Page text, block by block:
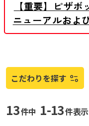
【重要】ピザ
ニューアルおよ
こだわりを探す
13件中 1-13件表示